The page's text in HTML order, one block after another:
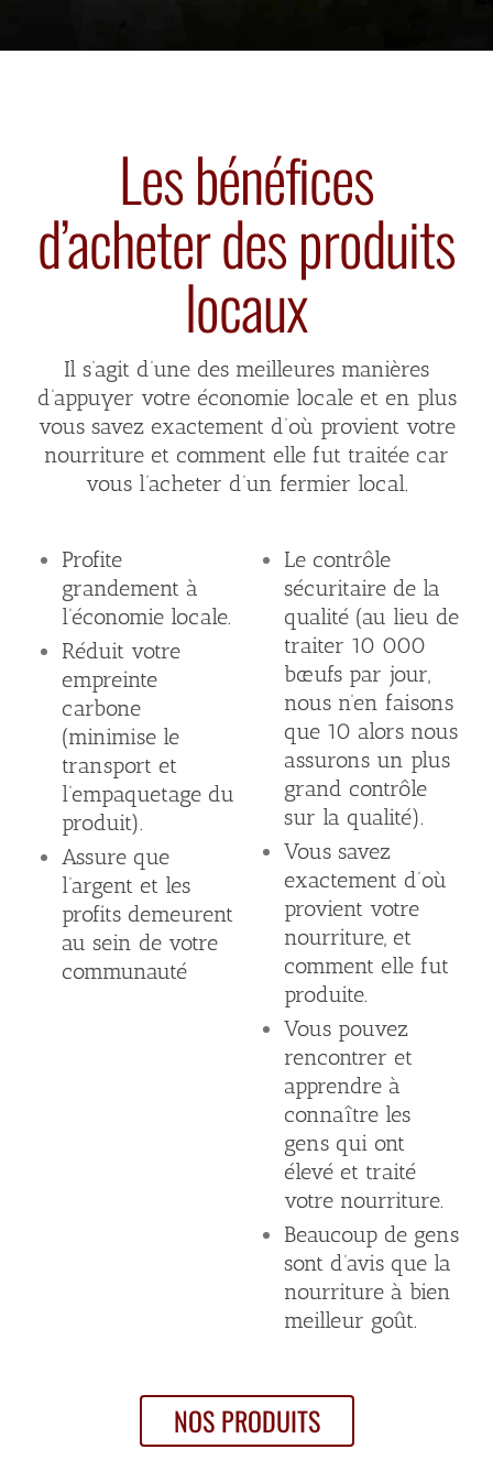
Les bénéfices
d’acheter des produits
locaux
Il s’agit d’une des meilleures manières
d’appuyer votre économie locale et en plus
vous savez exactement d’où provient votre
nourriture et comment elle fut traitée car
vous l’acheter d’un fermier local.
Profite
grandement à
l’économie locale.
Réduit votre
empreinte
carbone
(minimise le
transport et
l’empaquetage du
produit).
Assure que
l’argent et les
profits demeurent
au sein de votre
communauté
Le contrôle
sécuritaire de la
qualité (au lieu de
traiter 10 000
bœufs par jour,
nous n’en faisons
que 10 alors nous
assurons un plus
grand contrôle
sur la qualité).
Vous savez
exactement d’où
provient votre
nourriture, et
comment elle fut
produite.
Vous pouvez
rencontrer et
apprendre à
connaître les
gens qui ont
élevé et traité
votre nourriture.
Beaucoup de gens
sont d’avis que la
nourriture à bien
meilleur goût.
NOS PRODUITS